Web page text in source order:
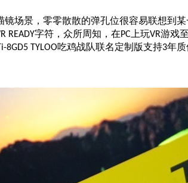
场景，零零散散的弹孔位很容易联想到
READY字符，众所周知，在PC 上玩VR游戏
8GD5 TYLOO吃鸡战队联名定制版支持3年质